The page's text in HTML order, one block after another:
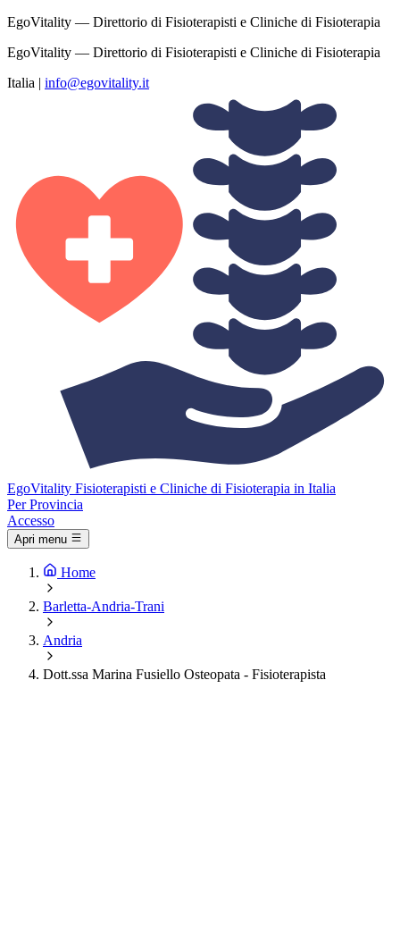
EgoVitality — Direttorio di Fisioterapisti e Cliniche di Fisioterapia
EgoVitality — Direttorio di Fisioterapisti e Cliniche di Fisioterapia
Italia | info@egovitality.it
EgoVitality Fisioterapisti e Cliniche di Fisioterapia in Italia
Per Provincia
Accesso
Apri menu
Home
Barletta-Andria-Trani
Andria
Dott.ssa Marina Fusiello Osteopata - Fisioterapista